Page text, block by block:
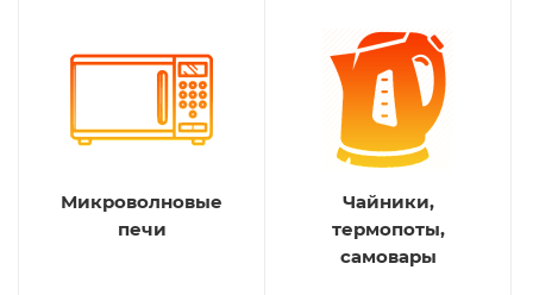
Микроволновые
печи
Чайники,
термопоты,
самовары